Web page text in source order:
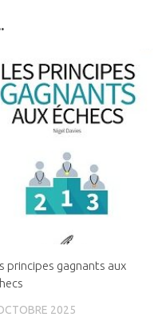
principes gagnants aux
2025